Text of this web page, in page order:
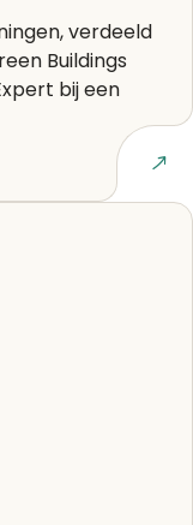
verdeeld
Buildings
bij een
Lees artikel